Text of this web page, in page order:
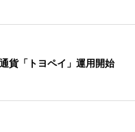
貨「トヨペイ」運用開始